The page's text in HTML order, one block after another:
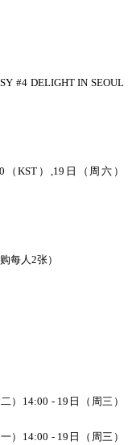
#4 DELIGHT IN SEOUL
（KST ）,19 日（周六）
每人2张）
）14:00 - 19日（周三）
）14:00 - 19日（周三）